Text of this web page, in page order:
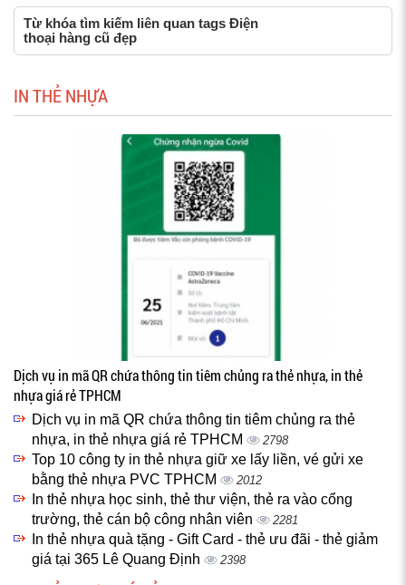
Từ khóa tìm kiếm liên quan tags Điện
thoại hàng cũ đẹp
IN THẺ NHỰA
Dịch vụ in mã QR chứa thông tin tiêm chủng ra thẻ nhựa, in thẻ
nhựa giá rẻ TPHCM
Dịch vụ in mã QR chứa thông tin tiêm chủng ra thẻ
nhựa, in thẻ nhựa giá rẻ TPHCM
2798
Top 10 công ty in thẻ nhựa giữ xe lấy liền, vé gửi xe
bằng thẻ nhựa PVC TPHCM
2012
In thẻ nhựa học sinh, thẻ thư viện, thẻ ra vào cổng
trường, thẻ cán bộ công nhân viên
2281
In thẻ nhựa quà tặng - Gift Card - thẻ ưu đãi - thẻ giảm
giá tại 365 Lê Quang Định
2398